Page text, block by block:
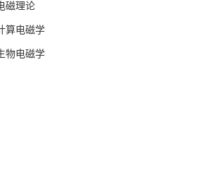
磁理论
算电磁学
物电磁学